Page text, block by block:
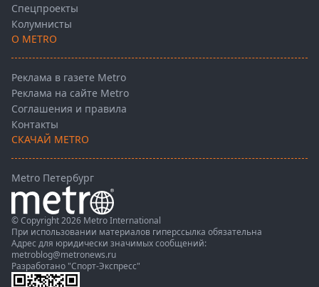
Спецпроекты
Колумнисты
О METRO
Реклама в газете Metro
Реклама на сайте Metro
Соглашения и правила
Контакты
СКАЧАЙ METRO
Metro Петербург
© Copyright 2026 Metro International
При использовании материалов гиперссылка обязательна
Адрес для юридически значимых сообщений:
metroblog@metronews.ru
Разработано "Спорт-Экспресс"